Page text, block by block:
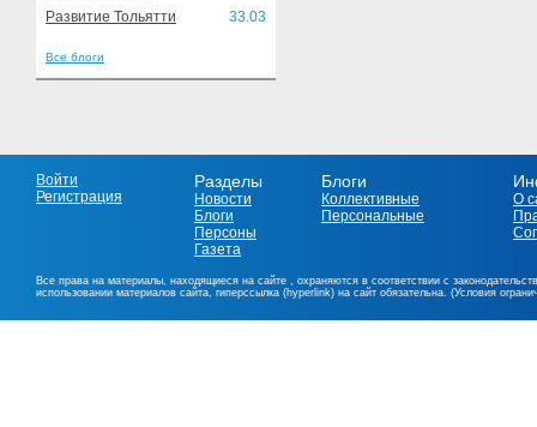
Развитие Тольятти 33.03
Все блоги
Войти
Регистрация
Разделы
Новости
Блоги
Персоны
Газета
Блоги
Коллективные
Персональные
О
Все права на материалы, находящиеся на сайте , охраняются в соответствии с
использовании материалов сайта, гиперссылка (hyperlink) на сайт обязательна. (Условия